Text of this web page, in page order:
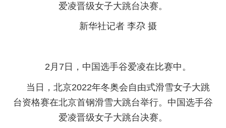
爱凌晋级女子大跳台决赛。
新华社记者 李尕 摄
2月7日，中国选手谷爱凌在比赛中。
当日，北京2022年冬奥会自由式滑雪女子大跳
台资格赛在北京首钢滑雪大跳台举行。中国选手谷
爱凌晋级女子大跳台决赛。